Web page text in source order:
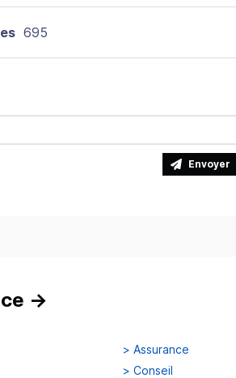
695
Envoyer
→
> Assurance
> Conseil